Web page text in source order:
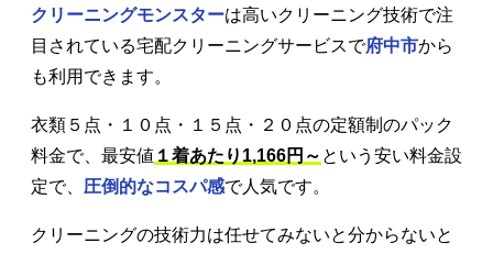
クリーニングモンスターは高いクリーニング技術で注
目されている宅配クリーニングサービスで府中市から
も利用できます。
衣類５点・１０点・１５点・２０点の定額制のパック
料金で、最安値 １着あたり1,166円～ という安い料金設
定で、 圧倒的なコスパ感で人気です。
クリーニングの技術力は任せてみないと分からないと